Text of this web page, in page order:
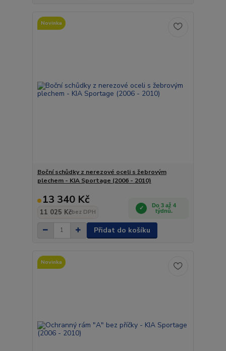
Novinka
Boční schůdky z nerezové oceli s žebrovým
plechem - KIA Sportage (2006 - 2010)
13 340 Kč
11 025 Kčbez DPH
Do 3 až 4
týdnů.
Přidat do košíku
Novinka